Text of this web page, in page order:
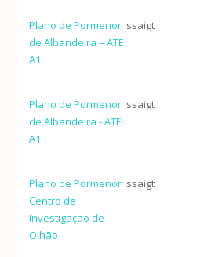
Plano de Pormenor
de Albandeira – ATE
A1
ssaigt
Plano de Pormenor
de Albandeira - ATE
A1
ssaigt
Plano de Pormenor
Centro de
Investigação de
Olhão
ssaigt